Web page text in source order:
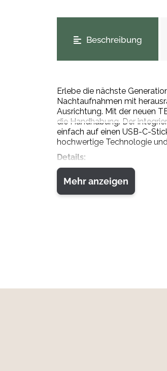
Beschreibung
Erlebe die nächste
Nachtaufnahmen mit
Ausrichtung. Mit der neuen
die Handhabung. Der
einfach auf einen USB-C-
hochwertige Technologie
Details:
Hervorragende Leistung,
Einfache Installation – dank
Mehr anzeigen